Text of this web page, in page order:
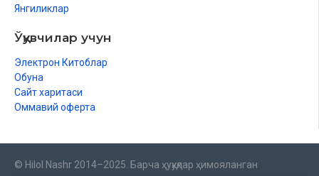
Янгиликлар
Ўқувчилар учун
Электрон Китоблар
Обуна
Сайт харитаси
Оммавий оферта
© Hilol Nashr 2014–2025. Барча ҳуқуқлар ҳимояланган